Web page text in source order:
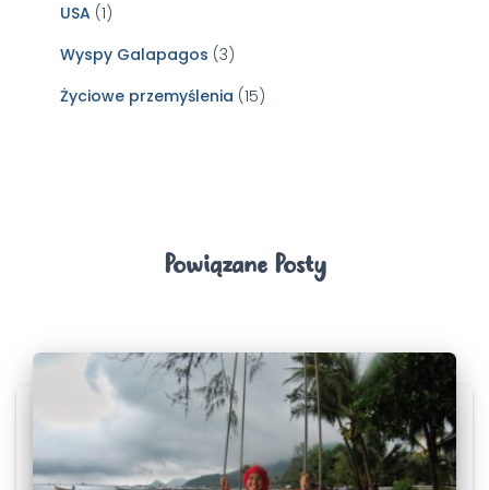
USA (1)
Wyspy Galapagos (3)
Życiowe przemyślenia (15)
Powiązane Posty